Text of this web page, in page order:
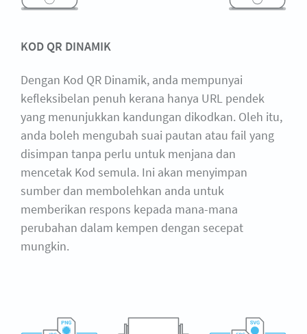
KOD QR DINAMIK
Dengan Kod QR Dinamik, anda mempunyai
kefleksibelan penuh kerana hanya URL pendek
yang menunjukkan kandungan dikodkan. Oleh itu,
anda boleh mengubah suai pautan atau fail yang
disimpan tanpa perlu untuk menjana dan
mencetak Kod semula. Ini akan menyimpan
sumber dan membolehkan anda untuk
memberikan respons kepada mana-mana
perubahan dalam kempen dengan secepat
mungkin.